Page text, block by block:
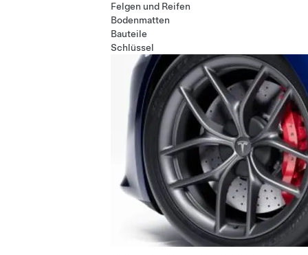
Felgen und Reifen
Bodenmatten
Bauteile
Schlüssel